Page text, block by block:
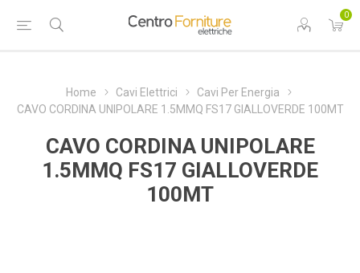
0
Home Cavi Elettrici
Cavi Per Energia
CAVO CORDINA UNIPOLARE 1.5MMQ FS17 GIALLOVERDE 100MT
CAVO CORDINA UNIPOLARE
1.5MMQ FS17 GIALLOVERDE
100MT